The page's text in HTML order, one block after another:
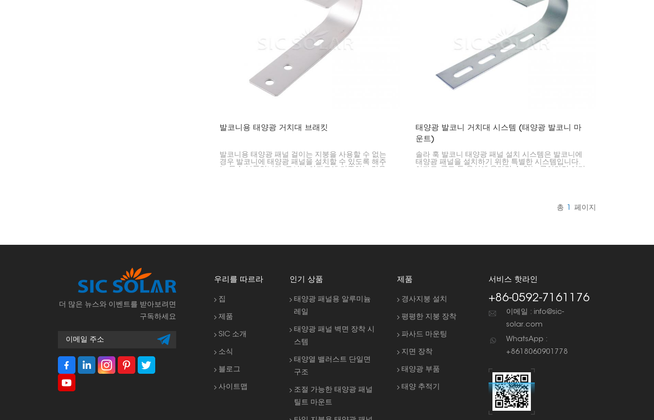
발코니용 태양광 거치대 브래킷
발코니용 태양광 패널 걸이는 지붕을 사용할 수 없는
경우 발코니에 태양광 패널을 설치할 수 있도록 해주
태양광 발코니 거치대 시스템 (태양광 발코니 마
운트)
솔라 훅 발코니 태양광 패널 설치 시스템은 발코니에
태양광 패널을 설치하기 위한 특별한 시스템입니다.
총 페이지
더 많은 뉴스와 이벤트를 받아보려면
구독하세요
우리를 따르라
집
제품
SIC 소개
소식
블로그
사이트맵
인기 상품
태양광 패널용 알루미늄
레일
태양광 패널 벽면 장착 시
스템
태양열 밸러스트 단일면
구조
조절 가능한 태양광 패널
틸트 마운트
제품
경사지붕 설치
평평한 지붕 장착
파사드 마운팅
지면 장착
태양광 부품
태양 추적기
서비스 핫라인
+86-0592-7161176
이메일 : info@sic-
solar.com
WhatsApp :
+8618060901778